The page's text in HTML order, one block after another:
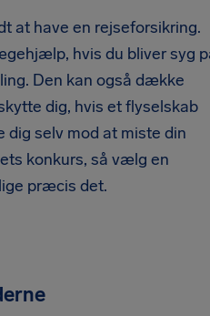
at have en rejseforsikring.
hvis du bliver syg
Den kan også dække
dig, hvis et flyselskab
dig selv mod at miste din
konkurs, så vælg en
præcis det.